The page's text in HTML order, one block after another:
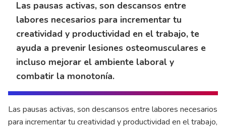
Las pausas activas, son descansos entre
labores necesarios para incrementar tu
creatividad y productividad en el trabajo, te
ayuda a prevenir lesiones osteomusculares e
incluso mejorar el ambiente laboral y
combatir la monotonía.
Las pausas activas, son descansos entre labores necesarios
para incrementar tu creatividad y productividad en el trabajo,